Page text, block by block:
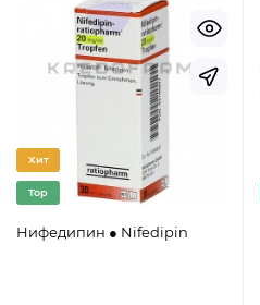
Хит
Top
Нифедипин ● Nifedipin